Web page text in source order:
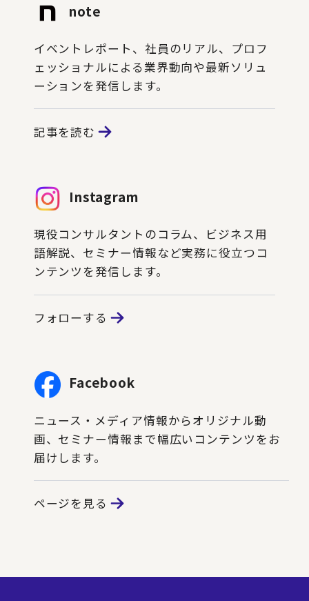
note
イベントレポート、社員のリアル、プロフ
ェッショナルによる業界動向や最新ソリュ
ーションを発信します。
記事を読む
Instagram
現役コンサルタントのコラム、ビジネス用
語解説、セミナー情報など実務に役立つコ
ンテンツを発信します。
フォローする
Facebook
ニュース・メディア情報からオリジナル動
画、セミナー情報まで幅広いコンテンツをお
届けします。
ページを見る